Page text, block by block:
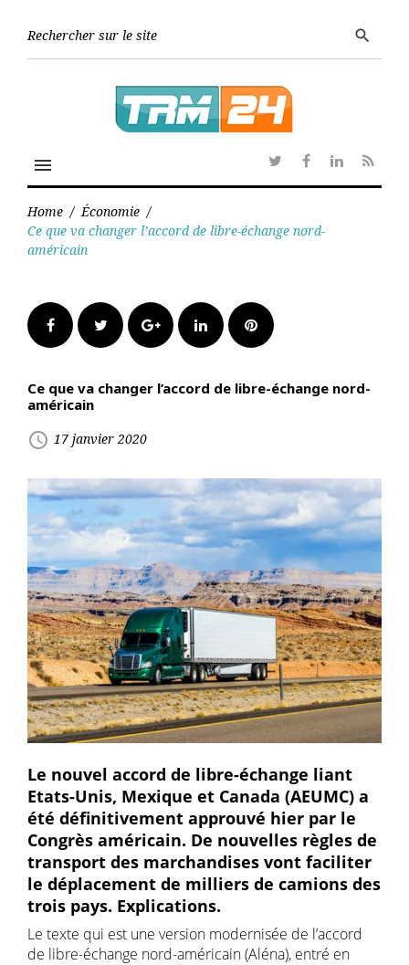
search
menu
TwitterFacebook
Linkedin
RSS
Home / Économie /
Ce que va changer l’accord de libre-échange nord-
américain
FacebookTwitter Google+LinkedInPinterest
Ce que va changer l’accord de libre-échange nord-
américain
access_time 17 janvier 2020
Le nouvel accord de libre-échange liant
Etats-Unis, Mexique et Canada (AEUMC) a
été définitivement approuvé hier par le
Congrès américain. De nouvelles règles de
transport des marchandises vont faciliter
le déplacement de milliers de camions des
trois pays. Explications.
Le texte qui est une version modernisée de l’accord
de libre-échange nord-américain (Aléna), entré en